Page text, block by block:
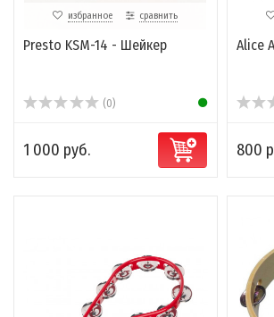
избранное сравнить
Presto KSM-14 - Шейкер
(0)
1 000 руб.
Alice
800